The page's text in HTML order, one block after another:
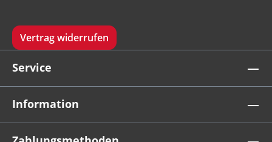
Vertrag widerrufen
Service
Information